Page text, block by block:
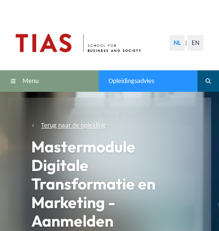
NL EN
Menu Opleidingsadvies
Terug naar de opleiding
Mastermodule
Digitale
Transformatie en
Marketing -
Aanmelden